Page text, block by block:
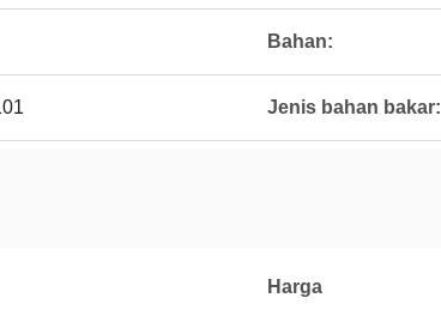
Bahan:
Jenis bahan bakar:
Harga